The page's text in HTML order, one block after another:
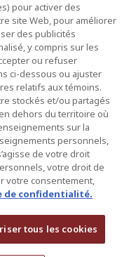
s.r.l.
Ottawa | New York
pour activer des
site Web, pour améliorer
des publicités
y compris sur les
ou refuser
ci-dessous ou ajuster
relatifs aux témoins.
stockés et/ou partagés
dehors du territoire où
sur la
personnels,
de votre droit
votre droit de
votre consentement,
de confidentialité.
tous les cookies